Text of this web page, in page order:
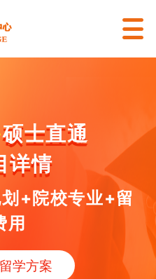
硕士直通
详情
+院校专业+留
用
学方案